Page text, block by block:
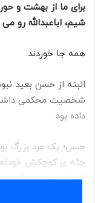
برای ما از بهشت و
شیم، اباعبدالله رو
همه جا خوردند.
شخصیت محکمی داشت
داده بود.
حسن؛ یک مرد بزرگ
جثه ی کوچکش
کوچک وقتی در